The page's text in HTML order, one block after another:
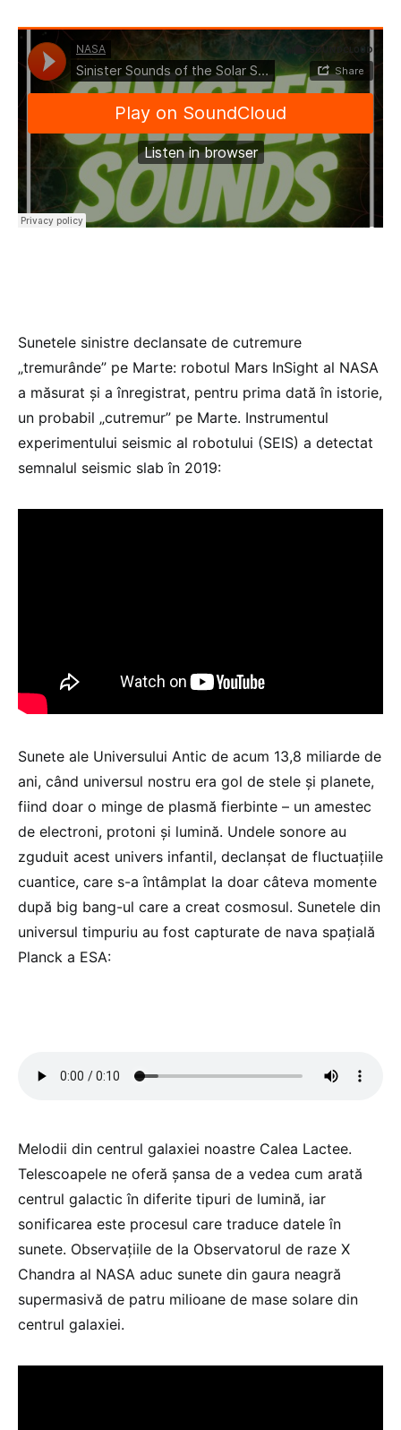
Sunetele sinistre declansate de cutremure
„tremurânde” pe Marte: robotul Mars InSight al NASA
a măsurat și a înregistrat, pentru prima dată în istorie,
un probabil „cutremur” pe Marte. Instrumentul
experimentului seismic al robotului (SEIS) a detectat
semnalul seismic slab în 2019:
Sunete ale Universului Antic de acum 13,8 miliarde de
ani, când universul nostru era gol de stele și planete,
fiind doar o minge de plasmă fierbinte – un amestec
de electroni, protoni și lumină. Undele sonore au
zguduit acest univers infantil, declanșat de fluctuațiile
cuantice, care s-a întâmplat la doar câteva momente
după big bang-ul care a creat cosmosul. Sunetele din
universul timpuriu au fost capturate de nava spațială
Planck a ESA:
Melodii din centrul galaxiei noastre Calea Lactee.
Telescoapele ne oferă șansa de a vedea cum arată
centrul galactic în diferite tipuri de lumină, iar
sonificarea este procesul care traduce datele în
sunete. Observațiile de la Observatorul de raze X
Chandra al NASA aduc sunete din gaura neagră
supermasivă de patru milioane de mase solare din
centrul galaxiei.